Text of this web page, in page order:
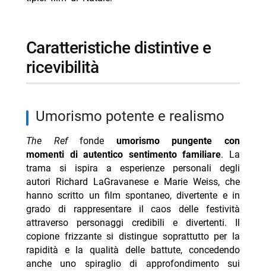
caratteristiche distintive e
ricevibilità
umorismo potente e realismo
The Reffonde umorismo pungente con
momenti di autentico sentimento familiare. La
trama si ispira a esperienze personali degli
autori Richard LaGravanese e Marie Weiss, che
hanno scritto un film spontaneo, divertente e in
grado di rappresentare il caos delle festività
attraverso personaggi credibili e divertenti. Il
copione frizzante si distingue soprattutto per la
rapidità e la qualità delle battute, concedendo
anche uno spiraglio di approfondimento sui